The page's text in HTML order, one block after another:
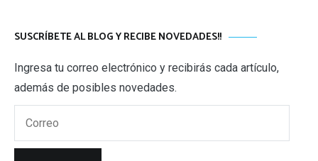
SUSCRÍBETE AL BLOG Y RECIBE NOVEDADES!!
Ingresa tu correo electrónico y recibirás cada artículo,
además de posibles novedades.